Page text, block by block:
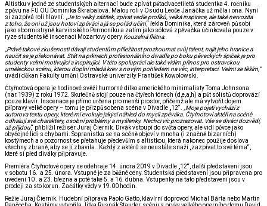
Altistku v jedné ze studentských alternací bude zpívat pětadvacetiletá studentka 4. ročníku
zpěvu na FU OU Dominika Škrabalová. Malou roli v Osudu Leoše Janáčka už měla i ona. Nyní
si zazpívá roli hlavní. „Je to velký zážitek, zpívat vedle profíků, velká inspirace, ale také nervozita
z toho, že oni už jsou hotoví zpěváci a já se pořád učím,“ řekla Dominika, která zároveň působí
jako sbormistryně karvinského Permoníku a zatím jako sólová zpěvačka účinkovala pouze v
ryze studentské inscenaci Mozartovy opery Kouzelná flétna.
„Právě takové zkušenosti dávají studentům příležitost prozkoumat svůj talent, najít jeho hranice a
naučit se je překonávat. Stát na prknech profesionálního divadla po boku pěveckých špiček je pro
studenty velmi motivující a inspirující. V této spolupráci ale také vidím přínos pro ostravskou
uměleckou scénu, kterou doplní mladá krev s novým pohledem na věc, interpretací. Velmi se těším,“
uvádí děkan Fakulty umění Ostravské univerzity František Kowolowski.
Čtyřnotová opera je hodinové svěží humorné dílko amerického minimalisty Toma Johnsona
(nar.1939) z roku 1972. Skutečně stojí pouze na čtyřech tónech (d,e,a,h) a pět sólistů doprovází
pouze klavír. Inscenace je přímo určena pro menší prostor, přičemž ale má vytvořit dojem
přípravy velké opery – tomu je přizpůsobena scéna v Divadle „12“. „Moje pojetí vychází z
autorova textu opery, které mi evokuje jakýsi náhled do mysli zpěváka. Čtyřnotoví aktéři na scéně
odhalují své charaktery, osobní problémy a myšlenky. Nechci víc prozrazovat. Vše se diváci dozvědí,
až přijdou,“ přiblížil režisér Juraj Čiernik. Divák vstoupí do světa opery, ale vidí pěvce jako
obyčejné lidi s chybami. Sopranistka se na scéně objeví v mnoha (i značně bizarních)
kostýmech a o pozornost se přetahuje především s altistkou, která nakonec použije doslova
všechny zbraně, aby se jí zbavila…Každý z aktérů se neustále snaží „zazpívat to své téma“,
které si před diváky připravuje.
Premiéra Čtyřnotové opery se odehraje 14. února 2019 v Divadle „12“, další představení jsou
v sobotu 16. a 25. února. Vstupné je za běžné ceny. Studentská představení jsou připravena pro
uvedení 10 . a 23. března a poté také 5. a 16. dubna. Vstupenky na tato představení jsou v
prodeji za sto korun. Začátky vždy v 19.00 hodin.
Režie Juraj Čiernik. Hudební příprava Paolo Gatto, klavírní doprovod Michal Bárta nebo Martin